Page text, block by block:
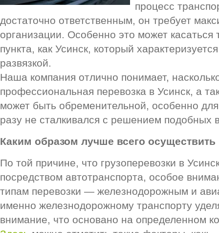
процесс
достаточно ответственным, он требует
организации. Особенно это может касаться
пункта, как Усинск, который
развязкой.
Наша компания отлично понимает,
профессиональная перевозка в Усинск, а
может быть обременительной, особенно
разу не сталкивался с решением подобных
Каким образом лучше всего осуществить
По той причине, что грузоперевозки в
посредством автотранспорта, особое
типам перевозки — железнодорожным и
именно железнодорожному транспорту
внимание, что основано на определенном